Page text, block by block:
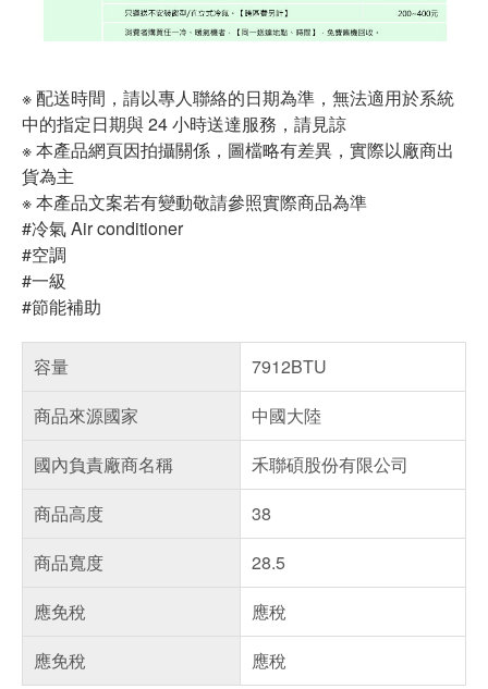
※ 配送時間，請以專人聯絡的日期為準，無法適用於系統
中的指定日期與 24 小時送達服務，請見諒
※ 本產品網頁因拍攝關係，圖檔略有差異，實際以廠商出
貨為主
※ 本產品文案若有變動敬請參照實際商品為準
#冷氣 Air conditioner
#空調
#一級
#節能補助
容量
7912BTU
商品來源國家
中國大陸
國內負責廠商名稱
禾聯碩股份有限公司
商品高度
38
商品寬度
28.5
應免稅
應稅
應免稅
應稅